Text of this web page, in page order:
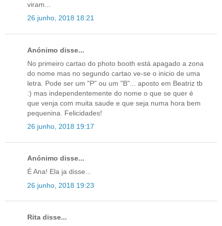
viram...
26 junho, 2018 18:21
Anónimo disse...
No primeiro cartao do photo booth está apagado a zona
do nome mas no segundo cartao ve-se o inicio de uma
letra. Pode ser um "P" ou um "B"... aposto em Beatriz tb
:) mas independentemente do nome o que se quer é
que venja com muita saude e que seja numa hora bem
pequenina. Felicidades!
26 junho, 2018 19:17
Anónimo disse...
É Ana! Ela ja disse...
26 junho, 2018 19:23
Rita disse...